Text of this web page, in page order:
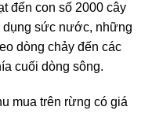
đến con số 2000 cây
sức nước, những
dòng chảy đến các
cuối dòng sông.
mua trên rừng có giá